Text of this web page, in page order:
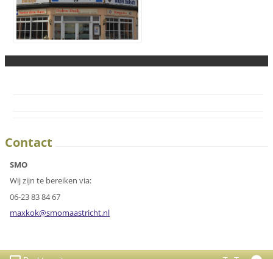
Contact
SMO
Wij zijn te bereiken via:
06-23 83 84 67
maxkok@smomaastricht.nl